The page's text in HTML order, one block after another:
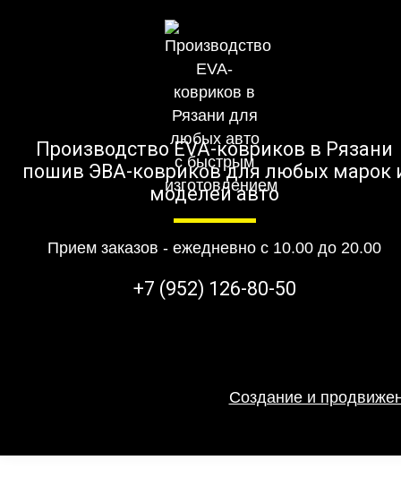
Производство EVA-ковриков в Рязани
пошив ЭВА-ковриков для любых марок
моделей авто
Прием заказов - ежедневно с 10.00 до 20.00
+7 (952) 126-80-50
Создание и